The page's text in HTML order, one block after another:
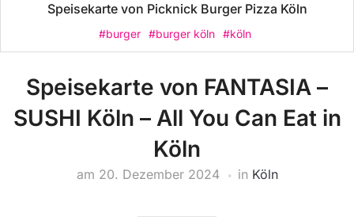
Speisekarte von Picknick Burger Pizza Köln
#burger #burger köln #köln
Speisekarte von FANTASIA –
SUSHI Köln – All You Can Eat in
Köln
am 20. Dezember 2024 in Köln